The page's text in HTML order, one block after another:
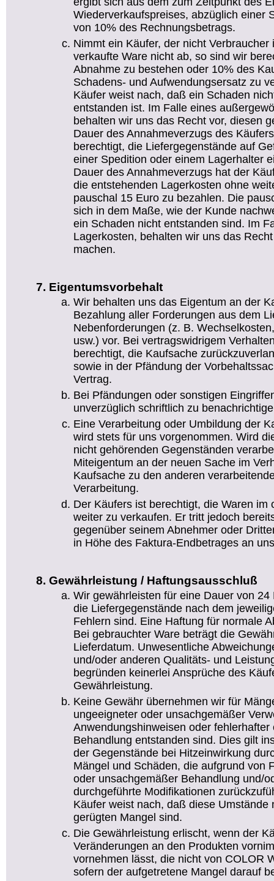
Wiederverkaufspreises, abzüglich einer
von 10% des Rechnungsbetrags.
Nimmt ein Käufer, der nicht
verkaufte Ware nicht ab, so sind wir
Abnahme zu bestehen oder 10% des
Schadens- und Aufwendungsersatz zu
Käufer weist nach, daß ein Schaden
entstanden ist. Im Falle eines
behalten wir uns das Recht vor, diesen
Dauer des Annahmeverzugs des
berechtigt, die Liefergegenstände auf
einer Spedition oder einem Lagerhalter
Dauer des Annahmeverzugs hat der
die entstehenden Lagerkosten ohne
pauschal 15 Euro zu bezahlen. Die
sich in dem Maße, wie der Kunde
ein Schaden nicht entstanden sind. Im
Lagerkosten, behalten wir uns das
machen.
Eigentumsvorbehalt
Wir behalten uns das Eigentum an der
Bezahlung aller Forderungen aus dem
Nebenforderungen (z. B.
usw.) vor. Bei vertragswidrigem
berechtigt, die Kaufsache
sowie in der Pfändung der
Vertrag.
Bei Pfändungen oder sonstigen
unverzüglich schriftlich zu
Eine Verarbeitung oder Umbildung der
wird stets für uns vorgenommen. Wird
nicht gehörenden Gegenständen
Miteigentum an der neuen Sache im
Kaufsache zu den anderen
Verarbeitung.
Der Käufers ist berechtigt, die Waren im
weiter zu verkaufen. Er tritt jedoch
gegenüber seinem Abnehmer oder
in Höhe des Faktura-Endbetrages an
Gewährleistung / Haftungsausschluß
Wir gewährleisten für eine Dauer von
die Liefergegenstände nach dem
Fehlern sind. Eine Haftung für normale
Bei gebrauchter Ware beträgt die
Lieferdatum. Unwesentliche
und/oder anderen Qualitäts- und
begründen keinerlei Ansprüche des
Gewährleistung.
Keine Gewähr übernehmen wir für
ungeeigneter oder unsachgemäßer
Anwendungshinweisen oder fehlerhafter
Behandlung entstanden sind. Dies gilt
der Gegenstände bei Hitzeinwirkung
Mängel und Schäden, die aufgrund von
oder unsachgemäßer Behandlung und/
durchgeführte Modifikationen
Käufer weist nach, daß diese Umstände
gerügten Mangel sind.
Die Gewährleistung erlischt, wenn der
Veränderungen an den Produkten
vornehmen lässt, die nicht von COLOR
sofern der aufgetretene Mangel darauf